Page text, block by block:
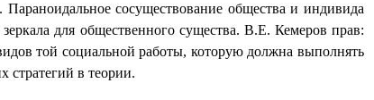
сосуществование общества и индивида
для общественного существа. В.Е. Кемеров прав:
той социальной работы, которую должна выполнять
стратегий в теории.